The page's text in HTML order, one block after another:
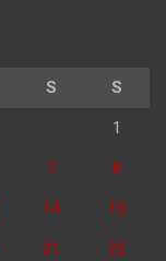
S S
1
7 8
14 15
21 22